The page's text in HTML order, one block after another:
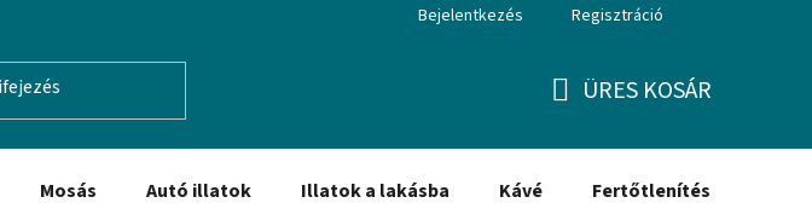
Bejelentkezés Regisztráció
ÜRES KOSÁR
Mosás Autó illatok Illatok a lakásba Kávé Fertőtlenítés